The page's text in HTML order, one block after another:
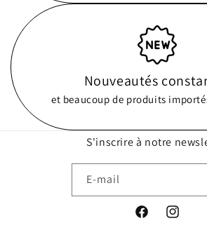
Nouveautés
et beaucoup de produits
S'inscrire à notre
E-mail
FacebookInstagram